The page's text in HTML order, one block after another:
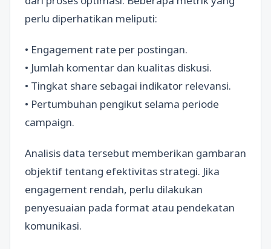
perlu diperhatikan meliputi:
• Engagement rate per postingan.
• Jumlah komentar dan kualitas diskusi.
• Tingkat share sebagai indikator relevansi.
• Pertumbuhan pengikut selama periode
campaign.
Analisis data tersebut memberikan gambaran
objektif tentang efektivitas strategi. Jika
engagement rendah, perlu dilakukan
penyesuaian pada format atau pendekatan
komunikasi.